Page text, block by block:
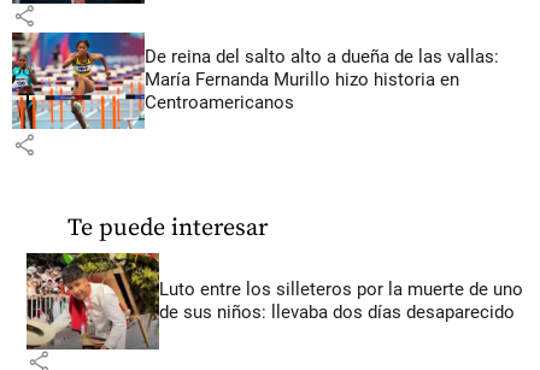
share
De reina del salto alto a dueña de las vallas:
María Fernanda Murillo hizo historia en
Centroamericanos
share
Te puede interesar
Luto entre los silleteros por la muerte de uno
de sus niños: llevaba dos días desaparecido
share